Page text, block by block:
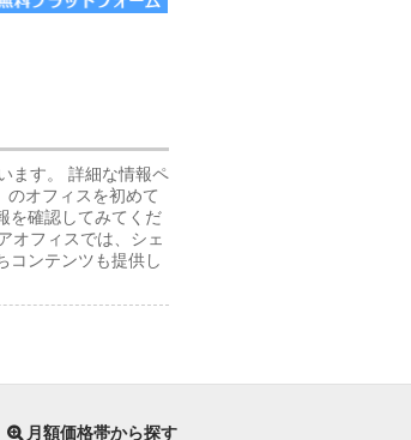
ます。 詳細な情報ペ
オフィスを初めて
を確認してみてくだ
オフィスでは、シェ
コンテンツも提供し
月額価格帯から探す